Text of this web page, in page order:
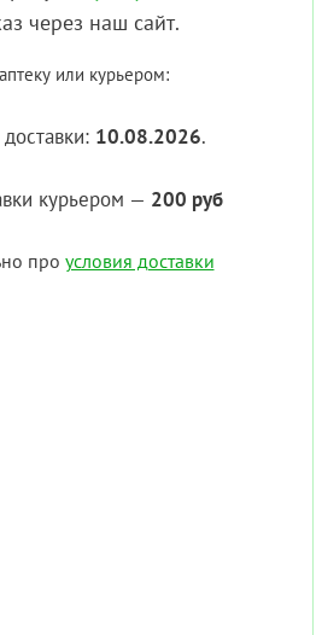
через наш сайт.
или курьером:
10.08.2026.
курьером — 200 руб
про условия доставки